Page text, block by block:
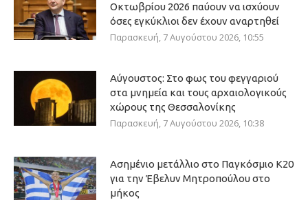
Οκτωβρίου 2026 παύουν να ισχύουν
όσες εγκύκλιοι δεν έχουν αναρτηθεί
Παρασκευή, 7 Αυγούστου 2026, 10:55
Αύγουστος: Στο φως του φεγγαριού
στα μνημεία και τους αρχαιολογικούς
χώρους της Θεσσαλονίκης
Παρασκευή, 7 Αυγούστου 2026, 10:38
Ασημένιο μετάλλιο στο Παγκόσμιο Κ20
για την Έβελυν Μητροπούλου στο
μήκος